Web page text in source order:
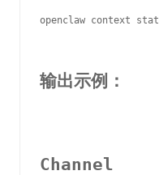
openclaw context
输出示例：
Channel